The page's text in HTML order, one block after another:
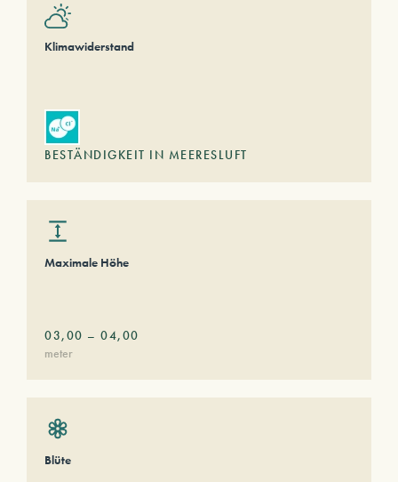
Klimawiderstand
BESTÄNDIGKEIT IN MEERESLUFT
Maximale Höhe
03,00 – 04,00
meter
Blüte